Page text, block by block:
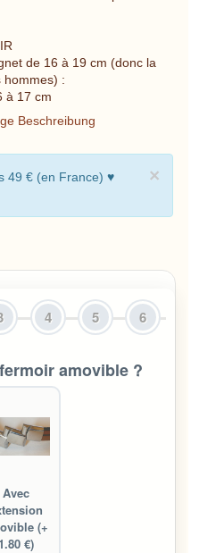
de 16 à 19 cm (donc la
hommes) :
à 17 cm
Beschreibung
×
49 € (en France) ♥
4 5 6
amovible ?
Avec
(+
1.80 €)